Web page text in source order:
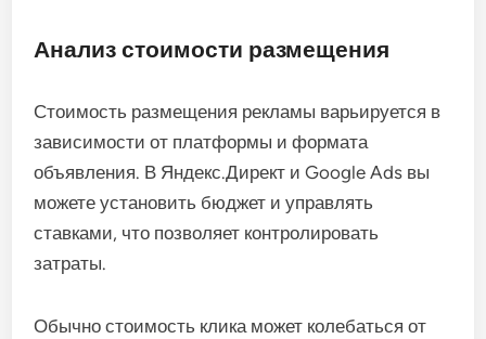
Анализ стоимости размещения
Стоимость размещения рекламы варьируется в
зависимости от платформы и формата
объявления. В Яндекс.Директ и Google Ads вы
можете установить бюджет и управлять
ставками, что позволяет контролировать
затраты.
Обычно стоимость клика может колебаться от